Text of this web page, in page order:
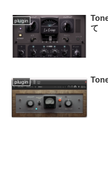
plugin
て
plugin